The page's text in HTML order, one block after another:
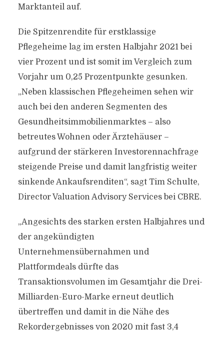
Marktanteil auf.
Die Spitzenrendite für erstklassige
Pflegeheime lag im ersten Halbjahr 2021 bei
vier Prozent und ist somit im Vergleich zum
Vorjahr um 0,25 Prozentpunkte gesunken.
„Neben klassischen Pflegeheimen sehen wir
auch bei den anderen Segmenten des
Gesundheitsimmobilienmarktes – also
betreutes Wohnen oder Ärztehäuser –
aufgrund der stärkeren Investorennachfrage
steigende Preise und damit langfristig weiter
sinkende Ankaufsrenditen“, sagt Tim Schulte,
Director Valuation Advisory Services bei CBRE.
„Angesichts des starken ersten Halbjahres und
der angekündigten
Unternehmensübernahmen und
Plattformdeals dürfte das
Transaktionsvolumen im Gesamtjahr die Drei-
Milliarden-Euro-Marke erneut deutlich
übertreffen und damit in die Nähe des
Rekordergebnisses von 2020 mit fast 3,4